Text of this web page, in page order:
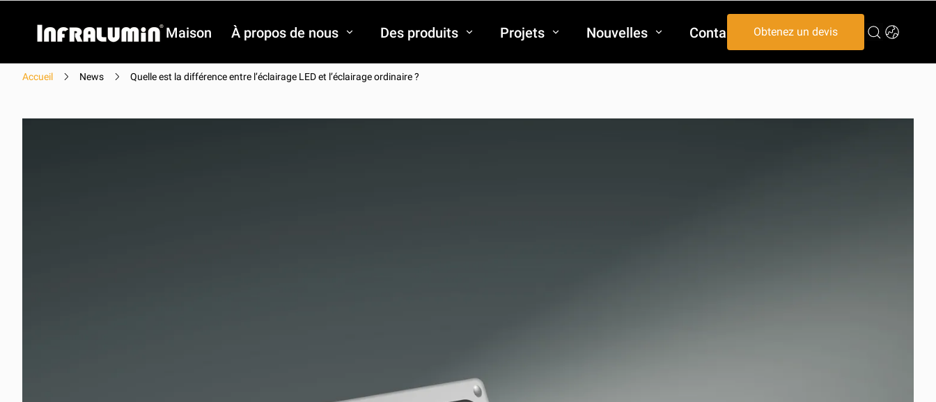
Maison À propos de nous Des produits Projets Nouvelles Contactez-nousObtenez un devis
Accueil News Quelle est la différence entre l’éclairage LED et l’éclairage ordinaire ?